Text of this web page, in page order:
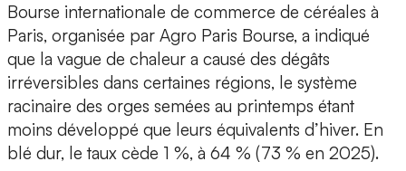
Bourse internationale de commerce de céréales à
Paris, organisée par Agro Paris Bourse, a indiqué
que la vague de chaleur a causé des dégâts
irréversibles dans certaines régions, le système
racinaire des orges semées au printemps étant
moins développé que leurs équivalents d’hiver. En
blé dur, le taux cède 1 %, à 64 % (73 % en 2025).